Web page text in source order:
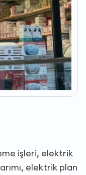
işleri, elektrik
elektrik plan